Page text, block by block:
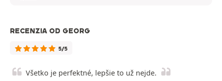
RECENZIA OD GEORG
5/5
Všetko je perfektné, lepšie to už nejde.